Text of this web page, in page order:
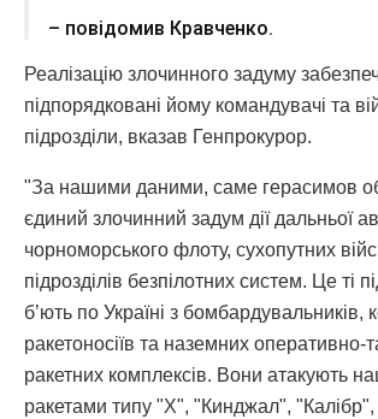
– повідомив Кравченко.
Реалізацію злочинного задуму
підпорядковані йому командувачі та
підрозділи, вказав Генпрокурор.
"За нашими даними, саме герасимов
єдиний злочинний задум дії дальньої
чорноморського флоту, сухопутних
підрозділів безпілотних систем. Це ті
б’ють по Україні з бомбардувальників,
ракетоносіїв та наземних оперативно-
ракетних комплексів. Вони атакують
ракетами типу "Х", "Кинджал", "Калібр",